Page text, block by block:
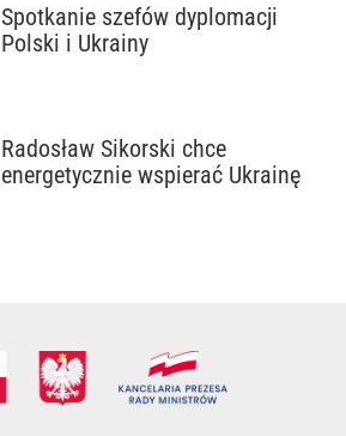
Spotkanie szefów dyplomacji
Polski i Ukrainy
Radosław Sikorski chce
energetycznie wspierać Ukrainę